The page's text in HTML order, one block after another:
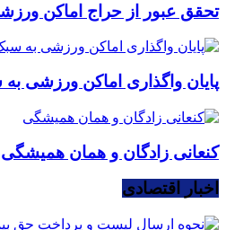
تحقق عبور از حراج اماکن
پایان واگذاری اماکن ورزشی
کنعانی زادگان و همان همیشگی
اخبار اقتصادی